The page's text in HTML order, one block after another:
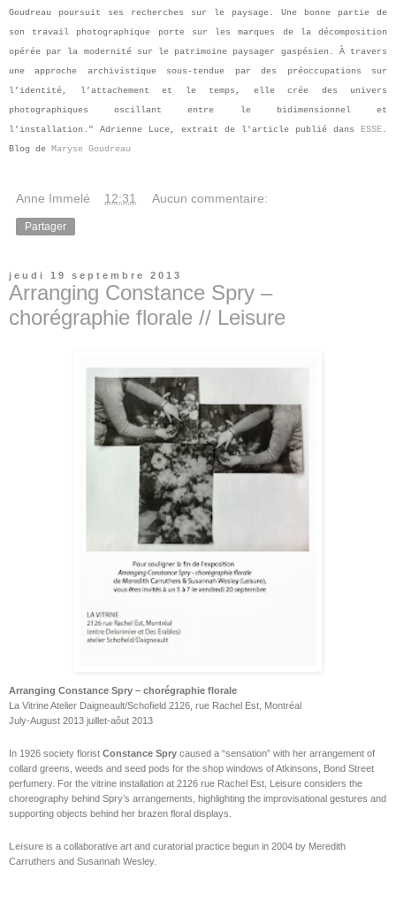
Goudreau poursuit ses recherches sur le paysage. Une bonne partie de
son travail photographique porte sur les marques de la décomposition
opérée par la modernité sur le patrimoine paysager gaspésien. À travers
une approche archivistique sous-tendue par des préoccupations sur
l’identité, l’attachement et le temps, elle crée des univers
photographiques oscillant entre le bidimensionnel et
l’installation." Adrienne Luce, extrait de l'article publié dans ESSE.
Blog de Maryse Goudreau
Anne Immelé 12:31 Aucun commentaire:
Partager
jeudi 19 septembre 2013
Arranging Constance Spry –
chorégraphie florale // Leisure
Arranging Constance Spry – chorégraphie florale
La Vitrine Atelier Daigneault/Schofield 2126, rue Rachel Est, Montréal
July-August 2013 juillet-aôut 2013
In 1926 society florist Constance Spry caused a “sensation” with her arrangement of
collard greens, weeds and seed pods for the shop windows of Atkinsons, Bond Street
perfumery. For the vitrine installation at 2126 rue Rachel Est, Leisure considers the
choreography behind Spry’s arrangements, highlighting the improvisational gestures and
supporting objects behind her brazen floral displays.
Leisure is a collaborative art and curatorial practice begun in 2004 by Meredith
Carruthers and Susannah Wesley.